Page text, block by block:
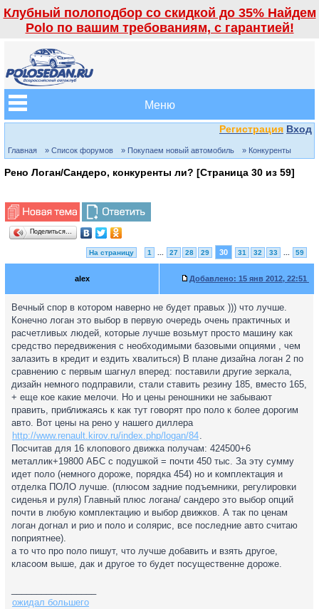
Клубный полоподбор со скидкой до 35% Найдем
Polo по вашим требованиям, с гарантией!
Меню
Регистрация Вход
Главная » Список форумов » Покупаем новый автомобиль » Конкуренты
Рено Логан/Сандеро, конкуренты ли? [Страница 30 из 59]
Поделиться…
На страницу 1 27 28 29 30 31 32 33 59
alex Добавлено: 15 янв 2012, 22:51
Вечный спор в котором наверно не будет правых ))) что лучше.
Конечно логан это выбор в первую очередь очень практичных и
расчетливых людей, которые лучше возьмут просто машину как
средство передвижения с необходимыми базовыми опциями , чем
залазить в кредит и ездить хвалиться) В плане дизайна логан 2 по
сравнению с первым шагнул вперед: поставили другие зеркала,
дизайн немного подправили, стали ставить резину 185, вместо 165,
+ еще кое какие мелочи. Но и цены реношники не забывают
править, приближаясь к как тут говорят про поло к более дорогим
авто. Вот цены на рено у нашего диллера
http://www.renault.kirov.ru/index.php/logan/84.
Посчитав для 16 клопового движка получам: 424500+6
металлик+19800 АБС с подушкой = почти 450 тыс. За эту сумму
идет поло (немного дороже, порядка 454) но и комплектация и
отделка ПОЛО лучше. (плюсом задние подъемники, регулировки
сиденья и руля) Главный плюс логана/ сандеро это выбор опций
почти в любую комплектацию и выбор движков. А так по ценам
логан догнал и рио и поло и солярис, все последние авто считаю
поприятнее).
а то что про поло пишут, что лучше добавить и взять другое,
класоом выше, дак и другое то будет посущественне дороже.
ожидал большего